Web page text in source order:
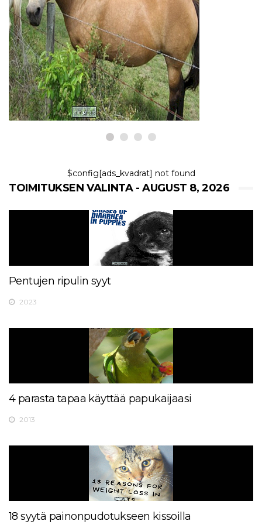
HEVOSET
5 rauhallisinta hevosrotua
8,2026
$config[ads_kvadrat] not found
TOIMITUKSEN VALINTA - AUGUST 8, 2026
Pentujen ripulin syyt
2023
4 parasta tapaa käyttää papukaijaasi
2013
18 syytä painonpudotukseen kissoilla